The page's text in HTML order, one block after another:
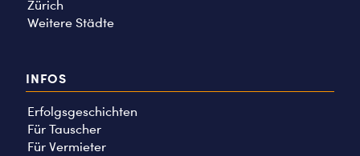
Zürich
Weitere Städte
INFOS
Erfolgsgeschichten
Für Tauscher
Für Vermieter